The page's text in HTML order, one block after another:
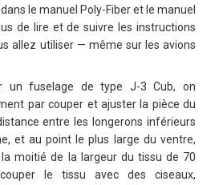
le manuel Poly-Fiber et le manuel
de lire et de suivre les instructions
allez utiliser — même sur les avions
un fuselage de type J-3 Cub, on
par couper et ajuster la pièce du
entre les longerons inférieurs
et au point le plus large du ventre,
moitié de la largeur du tissu de 70
le tissu avec des ciseaux,